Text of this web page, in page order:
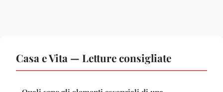
Casa e Vita — Letture consigliate